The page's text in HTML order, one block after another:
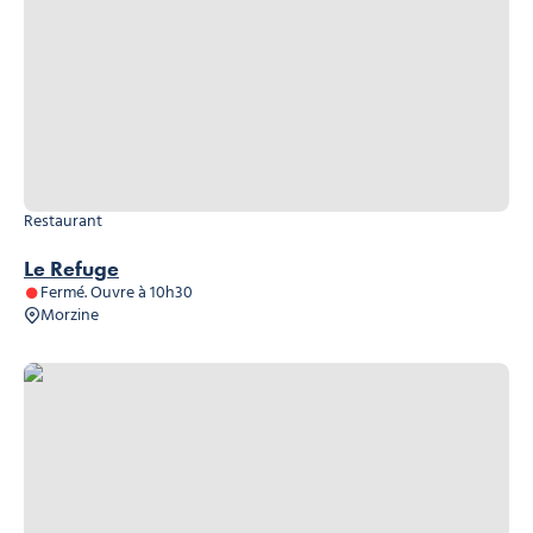
Le Refuge
Restaurant
Fermé. Ouvre à 10h30
Morzine
Snack Le Pleney – Les Portes du Soleil, © Snack Le Pleney